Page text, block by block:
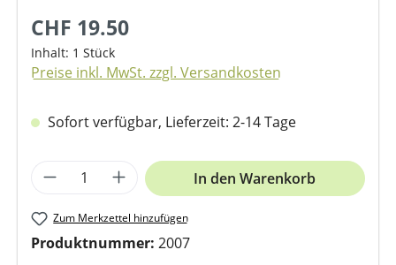
CHF 19.50
Inhalt: 1 Stück
Preise inkl. MwSt. zzgl. Versandkosten
Sofort verfügbar, Lieferzeit: 2-14 Tage
Produkt Anzahl: Gib den
In den Warenkorb
Zum Merkzettel hinzufügen
Produktnummer: 2007